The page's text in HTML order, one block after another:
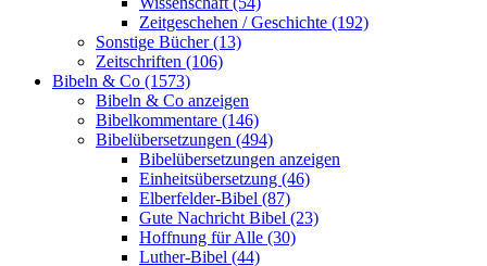
Zeitgeschehen / Geschichte (192)
Sonstige Bücher (13)
Zeitschriften (106)
Bibeln & Co (1573)
Bibeln & Co anzeigen
Bibelkommentare (146)
Bibelübersetzungen (494)
Bibelübersetzungen anzeigen
Einheitsübersetzung (46)
Elberfelder-Bibel (87)
Gute Nachricht Bibel (23)
Hoffnung für Alle (30)
Luther-Bibel (44)